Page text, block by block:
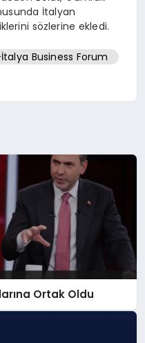
İtalyan
sözlerine ekledi.
Business Forum
Ortak Oldu